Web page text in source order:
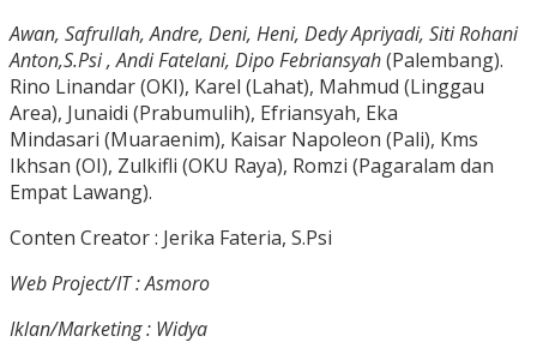
Awan, Safrullah, Andre, Deni, Heni, DedyApriyadi, Siti Rohani
Anton,S.Psi , Andi Fatelani, Dipo Febriansyah(Palembang).
Rino Linandar (OKI), Karel (Lahat), Mahmud (Linggau
Area), Junaidi (Prabumulih), Efriansyah, Eka
Mindasari (Muaraenim), Kaisar Napoleon (Pali), Kms
Ikhsan (OI), Zulkifli (OKU Raya), Romzi (Pagaralam dan
Empat Lawang).
Conten Creator : Jerika Fateria, S.Psi
Web Project/IT : Asmoro
Iklan/Marketing : Widya